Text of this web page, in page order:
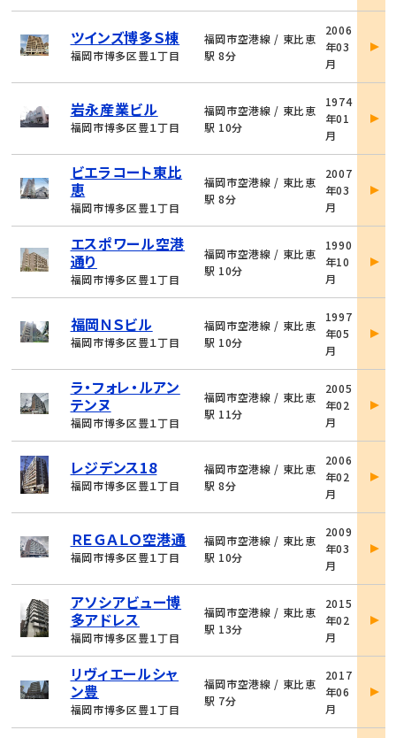
ツインズ博多Ｓ棟
福岡市博多区豊１丁目
福岡市空港線 / 東比恵
駅 8分
2006
年03
月
詳
岩永産業ビル
福岡市博多区豊１丁目
福岡市空港線 / 東比恵
駅 10分
1974
年01
月
詳
ビエラコート東比
恵
福岡市博多区豊１丁目
福岡市空港線 / 東比恵
駅 8分
2007
年03
月
詳
エスポワール空港
通り
福岡市博多区豊１丁目
福岡市空港線 / 東比恵
駅 10分
1990
年10
月
詳
福岡ＮＳビル
福岡市博多区豊１丁目
福岡市空港線 / 東比恵
駅 10分
1997
年05
月
詳
ラ・フォレ・ルアン
テンヌ
福岡市博多区豊１丁目
福岡市空港線 / 東比恵
駅 11分
2005
年02
月
詳
レジデンス18
福岡市博多区豊１丁目
福岡市空港線 / 東比恵
駅 8分
2006
年02
月
詳
ＲＥＧＡＬＯ空港通
福岡市博多区豊１丁目
福岡市空港線 / 東比恵
駅 10分
2009
年03
月
詳
アソシアビュー博
多アドレス
福岡市博多区豊１丁目
福岡市空港線 / 東比恵
駅 13分
2015
年02
月
詳
リヴィエールシャ
ン豊
福岡市博多区豊１丁目
福岡市空港線 / 東比恵
駅 7分
2017
年06
月
詳